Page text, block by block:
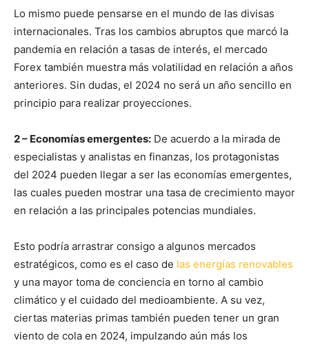
Lo mismo puede pensarse en el mundo de las divisas
internacionales. Tras los cambios abruptos que marcó la
pandemia en relación a tasas de interés, el mercado
Forex también muestra más volatilidad en relación a años
anteriores. Sin dudas, el 2024 no será un año sencillo en
principio para realizar proyecciones.
2 – Economías emergentes: De acuerdo a la mirada de
especialistas y analistas en finanzas, los protagonistas
del 2024 pueden llegar a ser las economías emergentes,
las cuales pueden mostrar una tasa de crecimiento mayor
en relación a las principales potencias mundiales.
Esto podría arrastrar consigo a algunos mercados
estratégicos, como es el caso de las energías renovables
y una mayor toma de conciencia en torno al cambio
climático y el cuidado del medioambiente. A su vez,
ciertas materias primas también pueden tener un gran
viento de cola en 2024, impulzando aún más los